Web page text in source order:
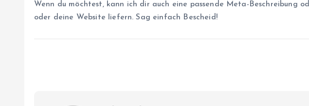
Wenn du möchtest, kann ich dir auch eine passende Meta-Beschreibung
oder deine Website liefern. Sag einfach Bescheid!